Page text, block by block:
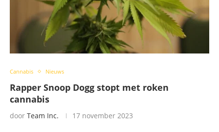
Cannabis Nieuws
Rapper Snoop Dogg stopt met roken
cannabis
door Team Inc. 17 november 2023